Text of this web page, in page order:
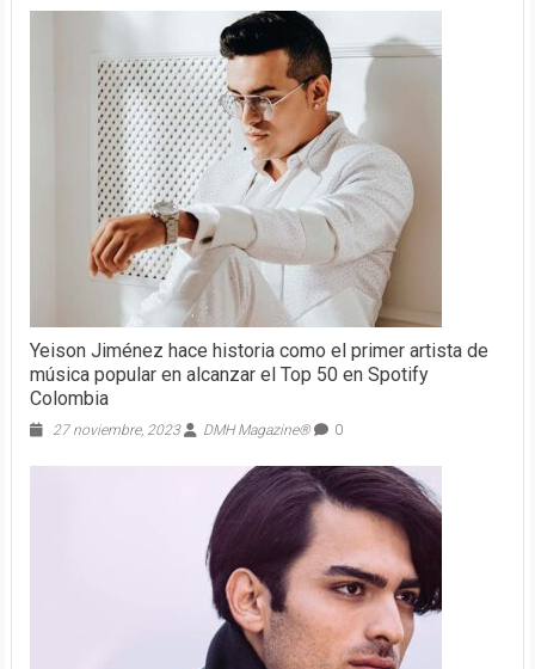
Yeison Jiménez hace historia como el primer artista de
música popular en alcanzar el Top 50 en Spotify
Colombia
27 noviembre, 2023 DMH Magazine® 0